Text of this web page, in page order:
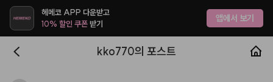
헤메코 APP 다운받고
10% 할인 쿠폰받기 앱에서 보기
kko770의 포스트